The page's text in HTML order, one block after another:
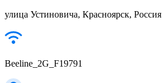
улица Устиновича, Красноярск, Россия
Beeline_2G_F19791